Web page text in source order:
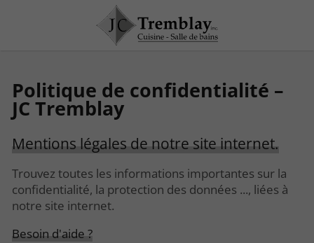
Politique de confidentialité –
JC Tremblay
Mentions légales de notre site internet.
Trouvez toutes les informations importantes sur la
confidentialité, la protection des données ..., liées à
notre site internet.
Besoin d'aide ?